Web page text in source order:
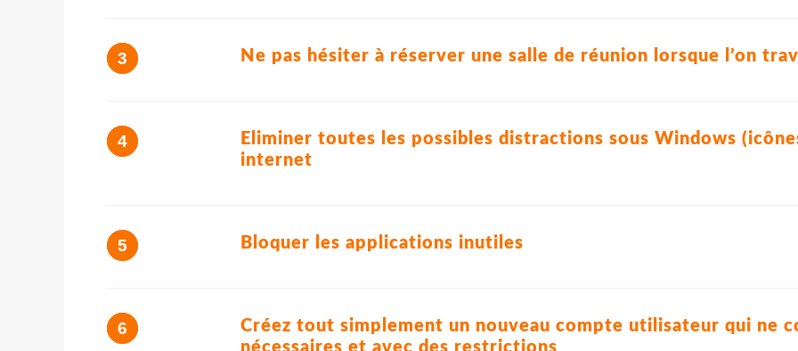
Ne pas hésiter à réserver une salle de réunion lorsque l’on
Eliminer toutes les possibles distractions sous Windows
internet
Bloquer les applications inutiles
Créez tout simplement un nouveau compte utilisateur qui ne
nécessaires et avec des restrictions